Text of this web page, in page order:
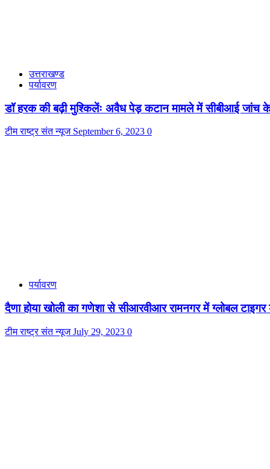
उत्तराखण्ड
पर्यावरण
डॉ हरक की बढ़ी मुश्किलेंः अवैध पेड़ कटान मामले में सीबीआई
टीम राष्ट्र संत न्यूज September 6, 2023 0
पर्यावरण
दैणा होया खोली का गणेशा से सीआरवीआर रामनगर में ग्लोबल
टीम राष्ट्र संत न्यूजJuly 29, 2023 0